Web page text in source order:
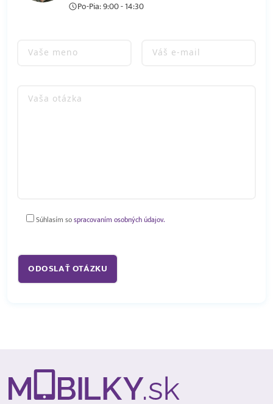
Po-Pia: 9:00 - 14:30
Súhlasím sospracovaním osobných údajov.